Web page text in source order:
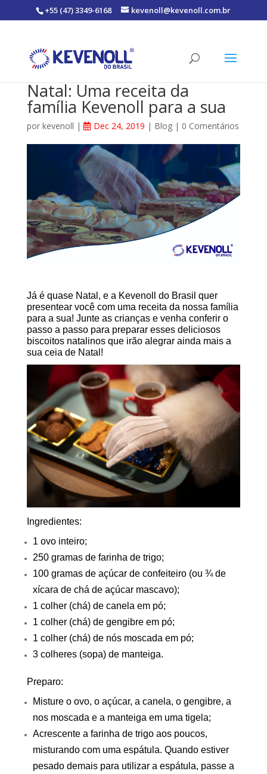
+55 (47) 3349-6168 kevenoll@kevenoll.com.br
Natal: Uma receita da
família Kevenoll para a sua
por kevenoll | Dec 24, 2019 | Blog| 0 Comentários
Já é quase Natal, e a Kevenoll do Brasil quer
presentear você com uma receita da nossa família
para a sua! Junte as crianças e venha conferir o
passo a passo para preparar esses deliciosos
biscoitos natalinos que irão alegrar ainda mais a
sua ceia de Natal!
Ingredientes:
1 ovo inteiro;
250 gramas de farinha de trigo;
100 gramas de açúcar de confeiteiro (ou ¾ de
xícara de chá de açúcar mascavo);
1 colher (chá) de canela em pó;
1 colher (chá) de gengibre em pó;
1 colher (chá) de nós moscada em pó;
3 colheres (sopa) de manteiga.
Preparo:
Misture o ovo, o açúcar, a canela, o gengibre, a
nos moscada e a manteiga em uma tigela;
Acrescente a farinha de trigo aos poucos,
misturando com uma espátula. Quando estiver
pesado demais para utilizar a espátula, passe a